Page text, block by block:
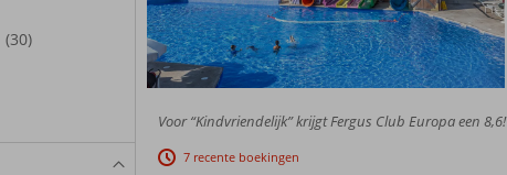
(30)
Voor “Kindvriendelijk” krijgt Fergus Club Europa een 8,6!
7 recente boekingen